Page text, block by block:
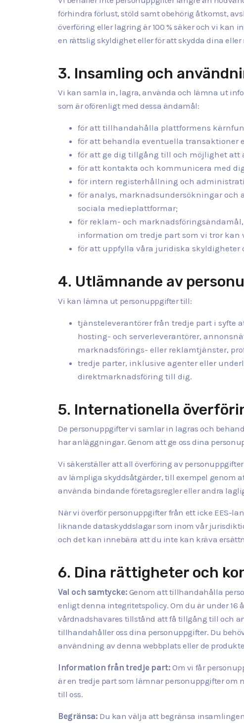
förhindra förlust, stöld samt obehörig åtkomst,
överföring eller lagring är 100 % säker och vi
en rättslig skyldighet eller för att skydda dina
3. Insamling och
Vi kan samla in, lagra, använda och lämna ut
som är oförenligt med dessa ändamål:
för att tillhandahålla plattformens
för att behandla eventuella transaktioner
för att ge dig tillgång till och möjlighet att
för att kontakta och kommunicera med
för intern registerhållning och
för analys, marknadsundersökningar
sociala medieplattformar;
för reklam- och
information om tredje part som vi tror kan
för att uppfylla våra juridiska skyldigheter
4. Utlämnande av
Vi kan lämna ut personuppgifter till:
tjänsteleverantörer från tredje part i syfte
hosting- och serverleverantörer,
marknadsförings- eller reklamtjänster,
tredje parter, inklusive agenter eller
direktmarknadsföring till dig.
5. Internationella
De personuppgifter vi samlar in lagras och
har anläggningar. Genom att ge oss dina
Vi säkerställer att all överföring av
av lämpliga skyddsåtgärder, till exempel genom
använda bindande företagsregler eller andra
När vi överför personuppgifter från ett icke EES-
liknande dataskyddslagar som inom vår
och det kan innebära att du inte kan kräva
6. Dina rättigheter och
Val och samtycke: Genom att tillhandahålla
enligt denna integritetspolicy. Om du är under
vårdnadshavares tillstånd att få tillgång till och
tillhandahåller oss dina personuppgifter. Du
användning av denna webbplats eller de
Information från tredje part: Om vi får
är en tredje part som lämnar personuppgifter
till oss.
Begränsa: Du kan välja att begränsa